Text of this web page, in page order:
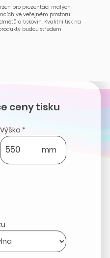
pro prezentaci malých
ve veřejném prostoru.
a tiskovin. Kvalitní tisk na
budou středem
ceny tisku
Výška *
mm